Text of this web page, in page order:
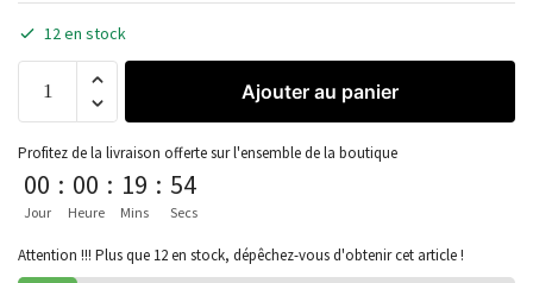
12 en stock
Ajouter au panier
Profitez de la livraison offerte sur l'ensemble de la boutique
00
Jour
: 00
Heure
: 19
Mins
: 54
Secs
Attention !!! Plus que 12 en stock, dépêchez-vous d'obtenir cet article !